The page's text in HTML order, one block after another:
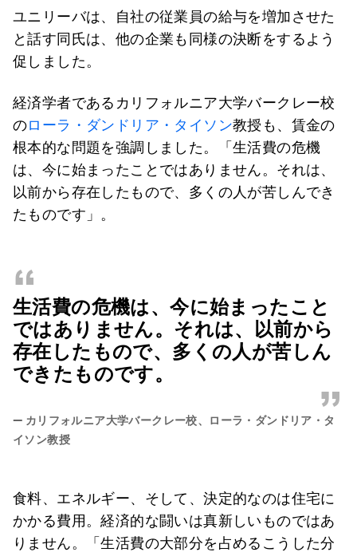
ユニリーバは、自社の従業員の給与を増加させた
と話す同氏は、他の企業も同様の決断をするよう
促しました。
経済学者であるカリフォルニア大学バークレー校
のローラ・ダンドリア・タイソン教授も、賃金の
根本的な問題を強調しました。「生活費の危機
は、今に始まったことではありません。それは、
以前から存在したもので、多くの人が苦しんでき
たものです」。
“
生活費の危機は、今に始まったこと
ではありません。それは、以前から
存在したもので、多くの人が苦しん
できたものです。
”
— カリフォルニア大学バークレー校、ローラ・ダンドリア・タ
イソン教授
食料、エネルギー、そして、決定的なのは住宅に
かかる費用。経済的な闘いは真新しいものではあ
りません。「生活費の大部分を占めるこうした分